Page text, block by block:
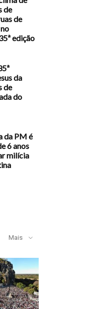
de
de
edição
da
de
do
da PM é
6 anos
milícia
Mais